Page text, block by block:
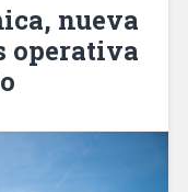
nueva
operativa